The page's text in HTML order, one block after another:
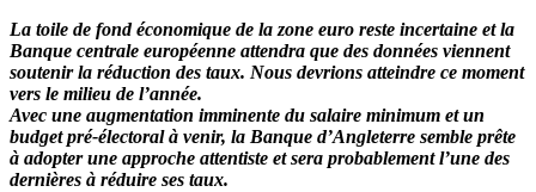
La toile de fond économique de la zone euro reste incertaine et la
Banque centrale européenne attendra que des données viennent
soutenir la réduction des taux. Nous devrions atteindre ce moment
vers le milieu de l’année.
Avec une augmentation imminente du salaire minimum et un
budget pré-électoral à venir, la Banque d’Angleterre semble prête
à adopter une approche attentiste et sera probablement l’une des
dernières à réduire ses taux.